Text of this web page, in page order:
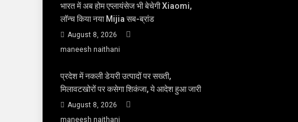
भारत में अब होम एप्लायंसेज भी बेचेगी Xiaomi,
लॉन्च किया नया Mijia सब-ब्रांड
August 8, 2026
maneesh naithani
प्रदेश में नकली डेयरी उत्पादों पर सख्ती,
मिलावटखोरों पर कसेगा शिकंजा, ये आदेश हुआ जारी
August 8, 2026
maneesh naithani